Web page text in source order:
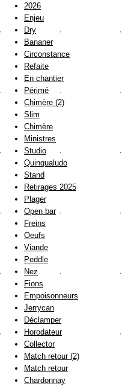
2026
Enjeu
Dry
Bananer
Circonstance
Refaite
En chantier
Périmé
Chimère (2)
Slim
Chimère
Ministres
Studio
Quinqualudo
Stand
Retirages 2025
Plager
Open bar
Freins
Oeufs
Viande
Peddle
Nez
Fions
Empoisonneurs
Jerrycan
Déclamper
Horodateur
Collector
Match retour (2)
Match retour
Chardonnay